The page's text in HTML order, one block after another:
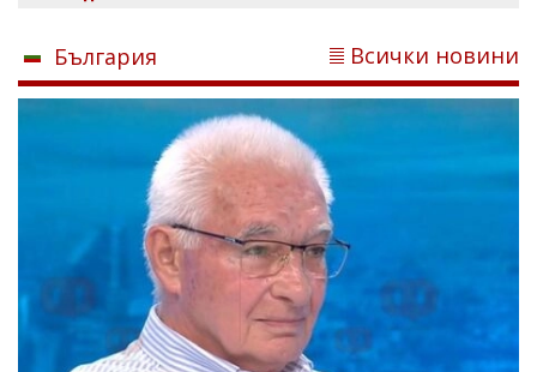
България Всички новини